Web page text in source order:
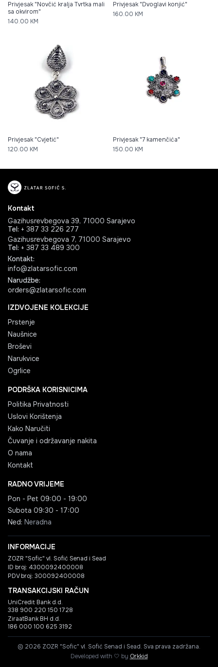
Privjesak "Novčić kralja Tvrtka mali
sa okvirom"
140.00 KM
Privjesak "Dvoglavi konjić"
160.00 KM
Privjesak "Cvjetić"
120.00 KM
Privjesak "7 kamenčića"
150.00 KM
Kontakt
Gazihusrevbegova 39, 71000 Sarajevo
Tel: + 387 33 226 277
Gazihusrevbegova 7, 71000 Sarajevo
Tel: + 387 33 489 300
Kontakt:
info@zlatarsofic.com
Narudžbe:
orders@zlatarsofic.com
IZDVOJENE KOLEKCIJE
Prstenje
Naušnice
Broševi
Narukvice
Ogrlice
PODRŠKA KORISNICIMA
Politika Privatnosti
Uslovi Korištenja
Kako Naručiti
Čuvanje i održavanje nakita
O nama
Kontakt
RADNO VRIJEME
Pon - Pet 09:00 - 19:00
Subota 09:30 - 17:00
Ned: Neradna
INFORMACIJE
ZOZR "Sofic" vl. Sofić Senad i Sead
ID broj: 4300092400008
PDV broj: 300092400008
TRANSAKCIJSKI RAČUN
UniCredit Bank d.d.
338 900 220 150 1728
ZiraatBank BH d.d.
186 000 100 625 3192
© 2026 ZOZR "Sofic" vl. Sofić Senad i Sead. Sva prava zadržana.
Developed with 🤍love
by Orkkid